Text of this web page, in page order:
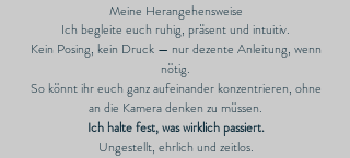
Meine Herangehensweise
Ich begleite euch ruhig, präsent und intuitiv.
Kein Posing, kein Druck — nur dezente Anleitung, wenn
nötig.
So könnt ihr euch ganz aufeinander konzentrieren, ohne
an die Kamera denken zu müssen.
Ich halte fest, was wirklich passiert.
Ungestellt, ehrlich und zeitlos.